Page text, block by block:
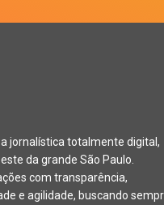
jornalística totalmente digital,
da grande São Paulo.
com transparência,
e agilidade, buscando